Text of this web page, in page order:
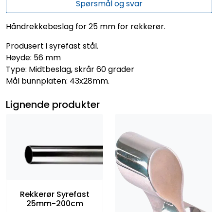
Spørsmål og svar
Håndrekkebeslag for 25 mm for rekkerør.
Produsert i syrefast stål.
Høyde: 56 mm
Type: Midtbeslag, skrår 60 grader
Mål bunnplaten: 43x28mm.
Lignende produkter
Rekkerør Syrefast
25mm-200cm